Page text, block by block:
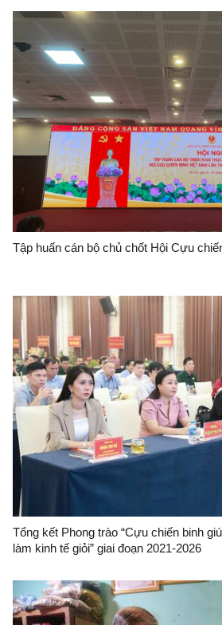
Tập huấn cán bộ chủ chốt Hội Cựu
Tổng kết Phong trào “Cựu chiến binh
làm kinh tế giỏi” giai đoạn 2021-2026